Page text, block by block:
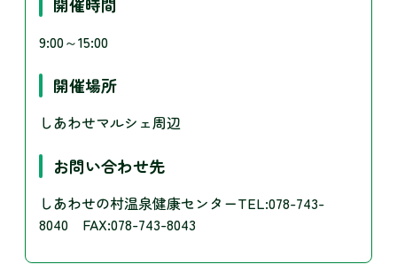
9:00～15:00
開催場所
しあわせマルシェ周辺
お問い合わせ先
しあわせの村温泉健康センターTEL:078-743-
8040 FAX:078-743-8043